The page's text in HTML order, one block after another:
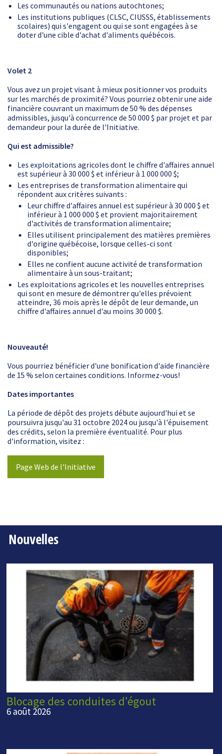
Les communautés ou nations autochtones;
Les institutions publiques (CLSC, CIUSSS, établissements
scolaires) qui s'engagent ou qui se sont engagées à se
doter d'une cible d'achat d'aliments québécois.
Volet 2
Vous avez un projet visant à mieux positionner vos produits
sur les marchés de proximité? Vous pourriez obtenir une aide
financière couvrant un maximum de 50 % des dépenses
admissibles, jusqu'à concurrence de 50 000 $ par projet et par
demandeur pour la durée de l'Initiative.
Qui est admissible?
Les exploitations agricoles dont le chiffre d'affaires annuel
est supérieur à 30 000 $ et inférieur à 1 000 000 $;
Les entreprises de transformation alimentaire qui
répondent aux critères suivants :
Leur chiffre d'affaires annuel est supérieur à 30 000 $ et
inférieur à 1 000 000 $ et provient majoritairement
d'activités de transformation alimentaire;
Elles utilisent principalement des matières premières
d'origine québécoise, lorsque celles-ci sont
disponibles;
Elles ne confient aucune activité de transformation
alimentaire à un sous-traitant;
Les exploitations agricoles et les nouvelles entreprises
qui sont en mesure de démontrer qu'elles prévoient
atteindre, 36 mois après le dépôt de leur demande, un
chiffre d'affaires annuel d'au moins 30 000 $.
Nouveauté!
Vous pourriez bénéficier d'une bonification d'aide financière
de 15 % selon certaines conditions. Informez-vous!
Dates importantes
La période de dépôt des projets débute aujourd'hui et se
poursuivra jusqu'au 31 octobre 2024 ou jusqu'à l'épuisement
des crédits, selon la première éventualité. Pour plus
d'information, visitez :
Page Web de l'Initiative
Nouvelles
Blocage des conduites d'égout
6 août 2026